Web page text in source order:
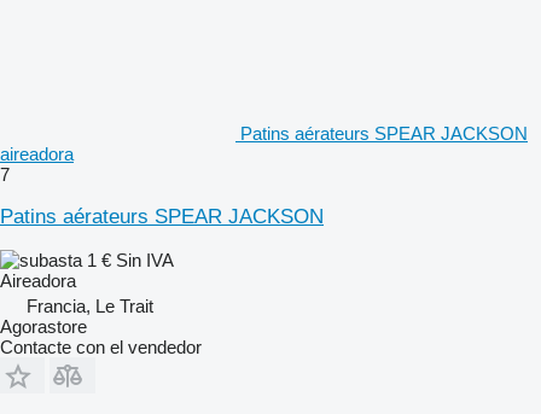
Patins aérateurs SPEAR JACKSON
aireadora
7
Patins aérateurs SPEAR JACKSON
1 € Sin IVA
Aireadora
Francia, Le Trait
Agorastore
Contacte con el vendedor